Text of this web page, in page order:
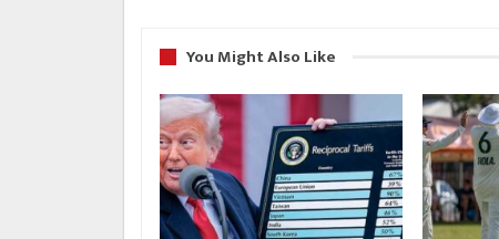
You Might Also Like